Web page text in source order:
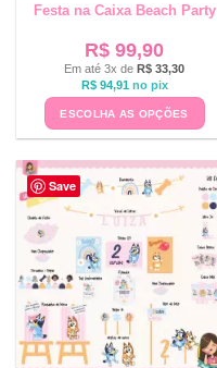
Festa na Caixa Beach Party
R$ 99,90
Em até 3x de R$ 33,30
R$94,91 no pix
ESCOLHA AS OPÇÕES
Save